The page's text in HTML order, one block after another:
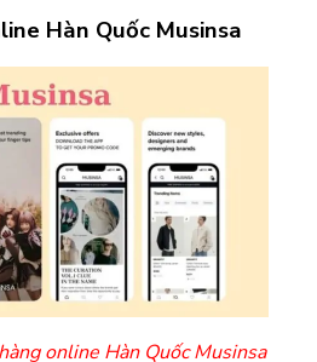
Hàn Quốc Musinsa
online Hàn Quốc Musinsa